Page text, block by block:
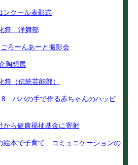
ンクール表彰式
祭 洋舞部
ろーんあーと撮影会
陶想展
（伝統芸能部）
パパの手で作る赤ちゃんのハッピ
から健康福祉基金に寄附
絵本で子育て コミュニケーションの